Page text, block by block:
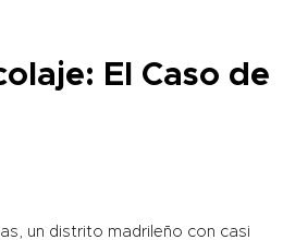
El Caso de
un distrito madrileño con casi